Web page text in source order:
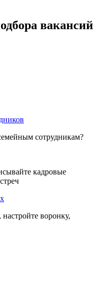
вакансий
сотрудникам?
кадровые
воронку,